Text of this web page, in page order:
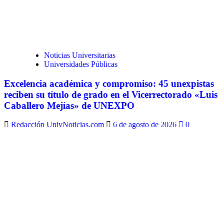
Noticias Universitarias
Universidades Públicas
Excelencia académica y compromiso: 45 unexpistas
reciben su título de grado en el Vicerrectorado «Luis
Caballero Mejías» de UNEXPO
Redacción UnivNoticias.com 6 de agosto de 2026 0